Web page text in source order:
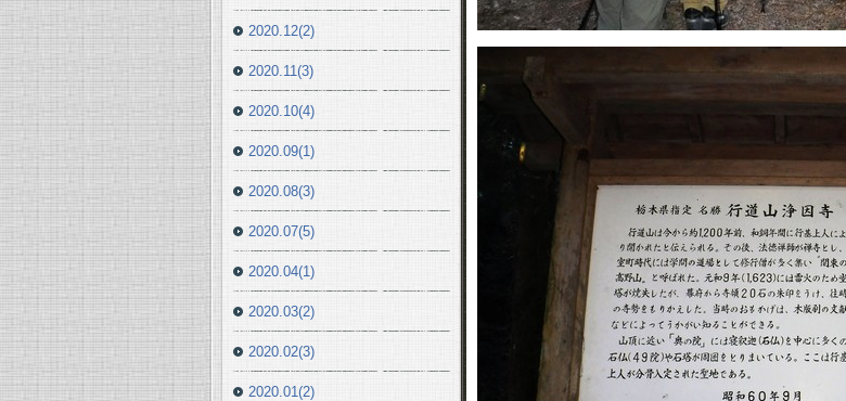
2020.12(2)
2020.11(3)
2020.10(4)
2020.09(1)
2020.08(3)
2020.07(5)
2020.04(1)
2020.03(2)
2020.02(3)
2020.01(2)